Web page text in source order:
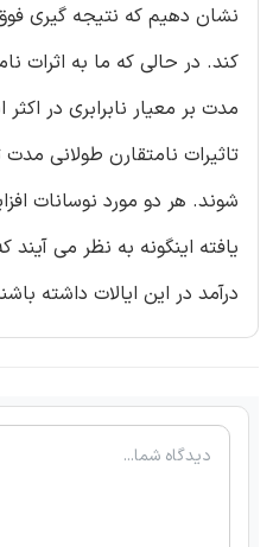
نشان دهیم که نتیجه گیری
کند. در حالی که ما به اثرات
مدت بر معیار نابرابری در اکثر
شوند. هر دو مورد نوسانات
یافته اینگونه به نظر می آیند
درآمد در این ایالات داشته